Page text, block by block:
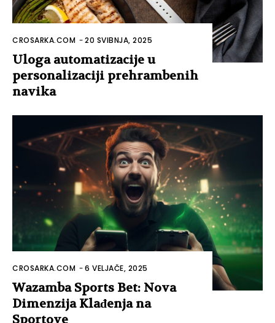
CROSARKA.COM -20 SVIBNJA, 2025
Uloga automatizacije u
personalizaciji prehrambenih
navika
CROSARKA.COM -6 VELJAČE, 2025
Wazamba Sports Bet: Nova
Dimenzija Klađenja na
Sportove